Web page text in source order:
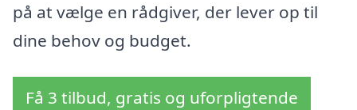
på at vælge en rådgiver, der lever op til
dine behov og budget.
Få 3 tilbud, gratis og uforpligtende